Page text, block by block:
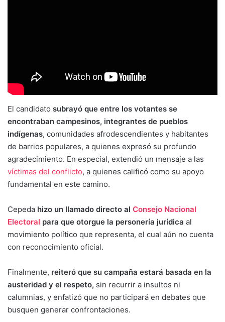
El candidato subrayó que entre los votantes se
encontraban campesinos, integrantes de pueblos
indígenas, comunidades afrodescendientes y habitantes
de barrios populares, a quienes expresó su profundo
agradecimiento. En especial, extendió un mensaje a las
víctimas del conflicto, a quienes calificó como su apoyo
fundamental en este camino.
Cepeda hizo un llamado directo al Consejo Nacional
Electoral para que otorgue la personería jurídica al
movimiento político que representa, el cual aún no cuenta
con reconocimiento oficial.
Finalmente, reiteró que su campaña estará basada en la
austeridad y el respeto, sin recurrir a insultos ni
calumnias, y enfatizó que no participará en debates que
busquen generar confrontaciones.